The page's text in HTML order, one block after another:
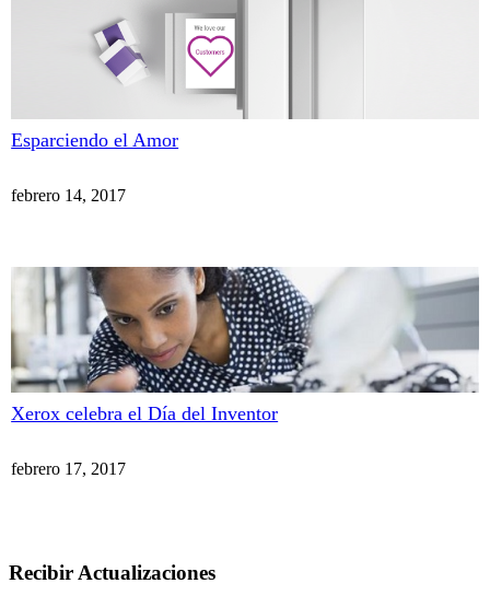
Esparciendo el Amor
febrero 14, 2017
Xerox celebra el Día del Inventor
febrero 17, 2017
Recibir Actualizaciones